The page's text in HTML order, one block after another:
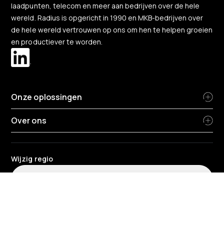
laadpunten, telecom en meer aan bedrijven over de hele
wereld. Radius is opgericht in 1990 en MKB-bedrijven over
de hele wereld vertrouwen op ons om hen te helpen groeien
en productiever te worden.
Onze oplossingen
Over ons
Wijzig regio